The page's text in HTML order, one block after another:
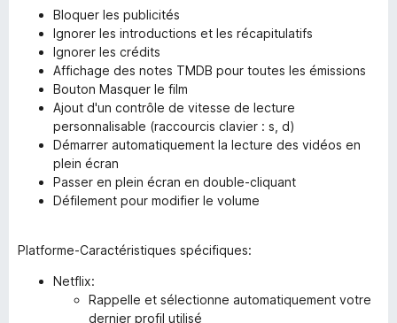
Bloquer les publicités
Ignorer les introductions et les récapitulatifs
Ignorer les crédits
Affichage des notes TMDB pour toutes les émissions
Bouton Masquer le film
Ajout d'un contrôle de vitesse de lecture
personnalisable (raccourcis clavier : s, d)
Démarrer automatiquement la lecture des vidéos en
plein écran
Passer en plein écran en double-cliquant
Défilement pour modifier le volume
Platforme-Caractéristiques spécifiques:
Netflix:
Rappelle et sélectionne automatiquement votre
dernier profil utilisé